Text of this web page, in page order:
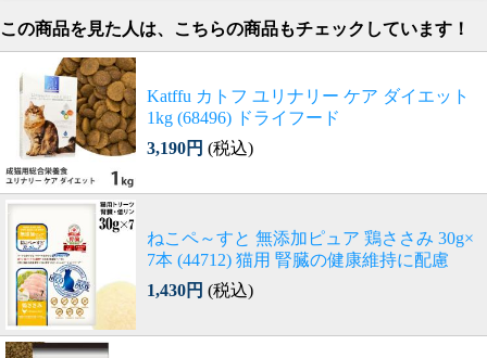
この商品を見た人は、こちらの商品もチェックしています！
Katffu カトフ ユリナリー ケア ダイエット
1kg (68496) ドライフード
3,190円 (税込)
ねこペ～すと 無添加ピュア 鶏ささみ 30g×
7本 (44712) 猫用 腎臓の健康維持に配慮
1,430円 (税込)